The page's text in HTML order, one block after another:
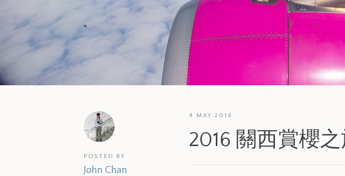
POSTED BY
John Chan
4 MAY 2016
2016 關西賞櫻